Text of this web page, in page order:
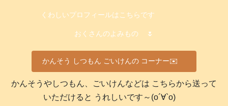
くわしいプロフィールはこちらです
おくさんのよみもの 🌷
かんそう しつもん ごいけんの コーナー✉️
かんそうやしつもん、ごいけんなどは こちらから送って
いただけると うれしいです～(о´∀`о)